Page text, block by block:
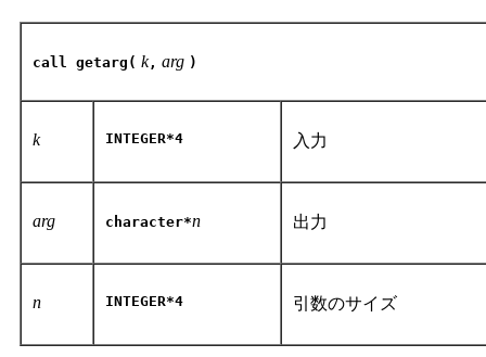
call getarg( k, arg )
k INTEGER*4 入力
arg character*n 出力
n INTEGER*4 引数のサイズ